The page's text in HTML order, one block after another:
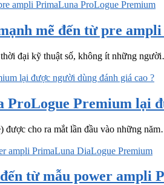
mẽ đến từ pre
đại kỹ thuật số, không ít những
Premium lại
được cho ra mắt lần đầu vào những
từ mẫu power ampli